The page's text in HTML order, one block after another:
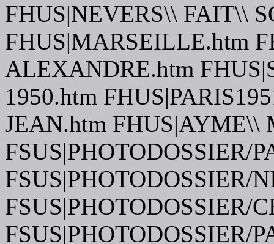
FHUS|NEVERS\\ FAIT\\
FHUS|MARSEILLE.htm
ALEXANDRE.htm
1950.htm
JEAN.htm FHUS|AYME\\
FSUS|PHOTODOSSIER/
FSUS|PHOTODOSSIER/
FSUS|PHOTODOSSIER/